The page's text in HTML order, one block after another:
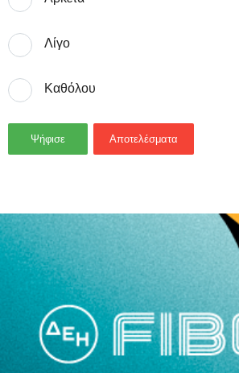
Λίγο
Καθόλου
Ψήφισε Αποτελέσματα
- Advertisement -